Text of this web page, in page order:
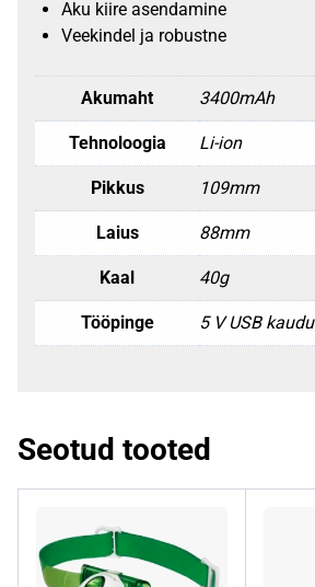
Aku kiire asendamine
Veekindel ja robustne
Akumaht 3400mAh
Tehnoloogia Li-ion
Pikkus 109mm
Laius 88mm
Kaal 40g
Tööpinge 5 V USB kaudu
Seotud tooted